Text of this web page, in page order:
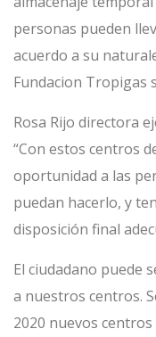
personas pueden
acuerdo a su
Fundacion Tropigas
Rosa Rijo directora
“Con estos centros
oportunidad a las
puedan hacerlo, y
disposición final
El ciudadano puede
a nuestros centros.
2020 nuevos